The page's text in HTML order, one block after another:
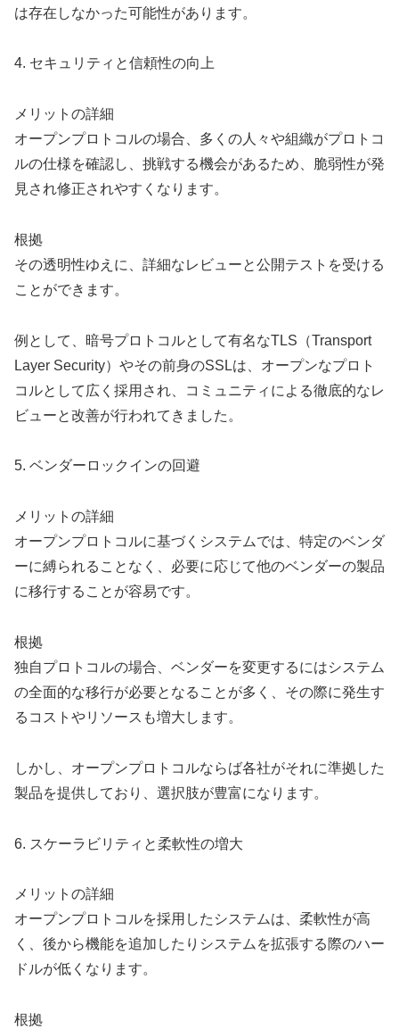
は存在しなかった可能性があります。
4. セキュリティと信頼性の向上
メリットの詳細
オープンプロトコルの場合、多くの人々や組織がプロトコ
ルの仕様を確認し、挑戦する機会があるため、脆弱性が発
見され修正されやすくなります。
根拠
その透明性ゆえに、詳細なレビューと公開テストを受ける
ことができます。
例として、暗号プロトコルとして有名なTLS（Transport
Layer Security）やその前身のSSLは、オープンなプロト
コルとして広く採用され、コミュニティによる徹底的なレ
ビューと改善が行われてきました。
5. ベンダーロックインの回避
メリットの詳細
オープンプロトコルに基づくシステムでは、特定のベンダ
ーに縛られることなく、必要に応じて他のベンダーの製品
に移行することが容易です。
根拠
独自プロトコルの場合、ベンダーを変更するにはシステム
の全面的な移行が必要となることが多く、その際に発生す
るコストやリソースも増大します。
しかし、オープンプロトコルならば各社がそれに準拠した
製品を提供しており、選択肢が豊富になります。
6. スケーラビリティと柔軟性の増大
メリットの詳細
オープンプロトコルを採用したシステムは、柔軟性が高
く、後から機能を追加したりシステムを拡張する際のハー
ドルが低くなります。
根拠